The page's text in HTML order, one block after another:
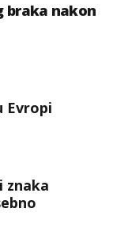
braka nakon
Evropi
znaka